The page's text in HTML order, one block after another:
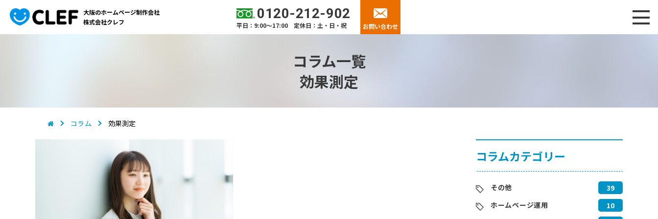
大阪のホームページ制作会社
株式会社クレフ
0120-212-902
平日：9:00～17:00 定休日：土・日・祝 お問い合わせ
コラム一覧
効果測定
コラム 効果測定
コラムカテゴリー
その他
39
ホームページ運用
10